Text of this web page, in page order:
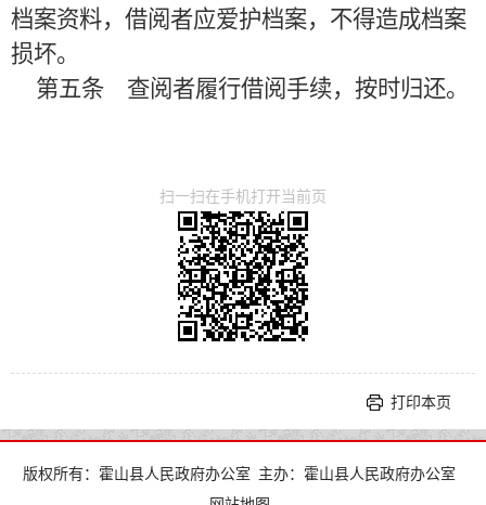
档案资料，借阅者应爱护档案，不得造成档案
损坏。
第五条 查阅者履行借阅手续，按时归还。
扫一扫在手机打开当前页
打印本页
版权所有：霍山县人民政府办公室 主办：霍山县人民政府办公室